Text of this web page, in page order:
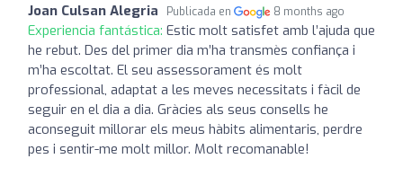
Joan Culsan Alegria Publicada en 8 months ago
Experiencia fantástica: Estic molt satisfet amb l’ajuda que
he rebut. Des del primer dia m’ha transmès confiança i
m’ha escoltat. El seu assessorament és molt
professional, adaptat a les meves necessitats i fàcil de
seguir en el dia a dia. Gràcies als seus consells he
aconseguit millorar els meus hàbits alimentaris, perdre
pes i sentir-me molt millor. Molt recomanable!